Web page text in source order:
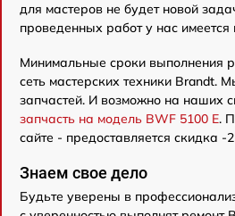
для мастеров не будет новой
проведенных работ у нас имеется
Минимальные сроки выполнения
сеть мастерских техники Brandt.
запчастей. И возможно на наших
запчасть на модель BWF 5100 E.
сайте - предоставляется скидка -
Знаем свое дело
Будьте уверены в